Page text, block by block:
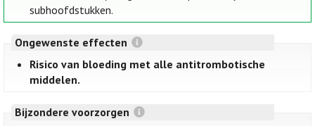
subhoofdstukken.
Ongewenste effecten
Risico van bloeding met alle antitrombotische
middelen.
Bijzondere voorzorgen